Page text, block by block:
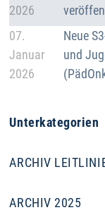
2026
Details
07.
Januar
2026
Neue
und
Unterkategorien
ARCHIV
ARCHIV 2025